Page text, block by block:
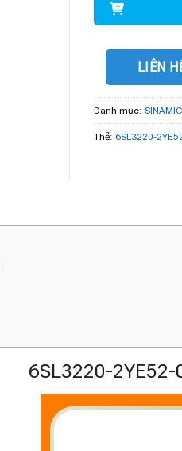
LIÊN
Danh mục:
Thẻ: 6SL3220-
6SL3220-2YE52-